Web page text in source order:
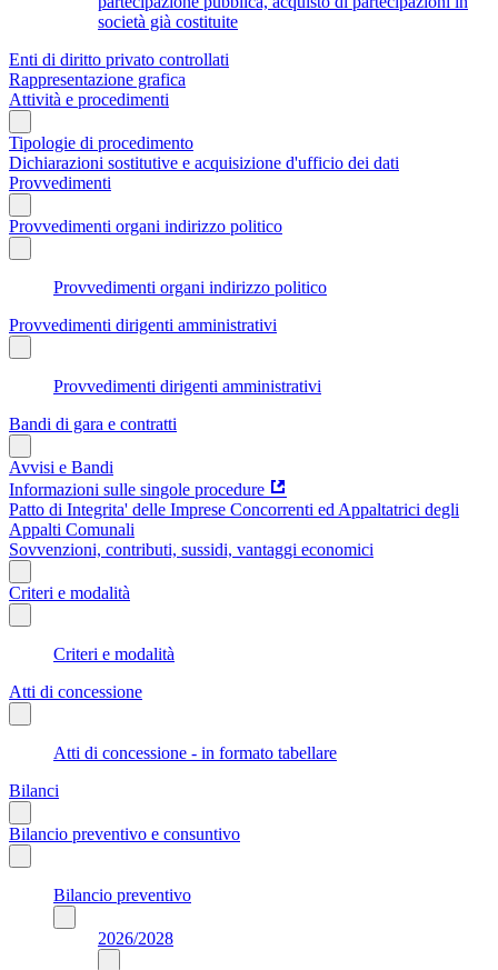
società già costituite
Enti di diritto privato controllati
Rappresentazione grafica
Attività e procedimenti
Tipologie di procedimento
Dichiarazioni sostitutive e acquisizione d'ufficio dei dati
Provvedimenti
Provvedimenti organi indirizzo politico
Provvedimenti organi indirizzo politico
Provvedimenti dirigenti amministrativi
Provvedimenti dirigenti amministrativi
Bandi di gara e contratti
Avvisi e Bandi
Informazioni sulle singole procedure
Patto di Integrita' delle Imprese Concorrenti ed Appaltatrici degli
Appalti Comunali
Sovvenzioni, contributi, sussidi, vantaggi economici
Criteri e modalità
Criteri e modalità
Atti di concessione
Atti di concessione - in formato tabellare
Bilanci
Bilancio preventivo e consuntivo
Bilancio preventivo
2026/2028